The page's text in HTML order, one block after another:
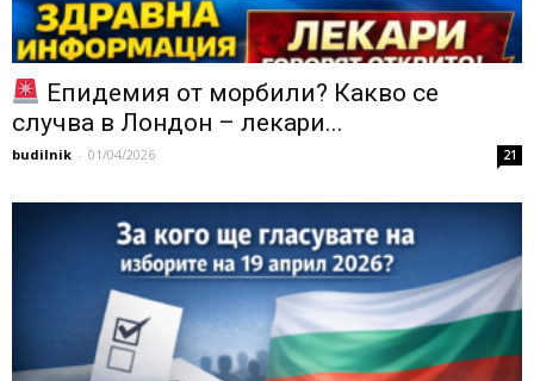
Епидемия от морбили? Какво се
случва в Лондон – лекари...
budilnik - 01/04/2026 21